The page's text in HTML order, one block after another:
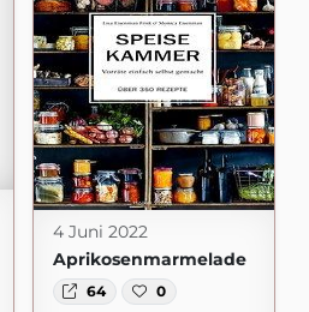
4 Juni 2022
Aprikosenmarmelade
64 0